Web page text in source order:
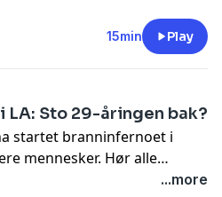
15min Play
Sto 29-åringen bak?
startet branninfernoet i
mennesker. Hør alle
...more